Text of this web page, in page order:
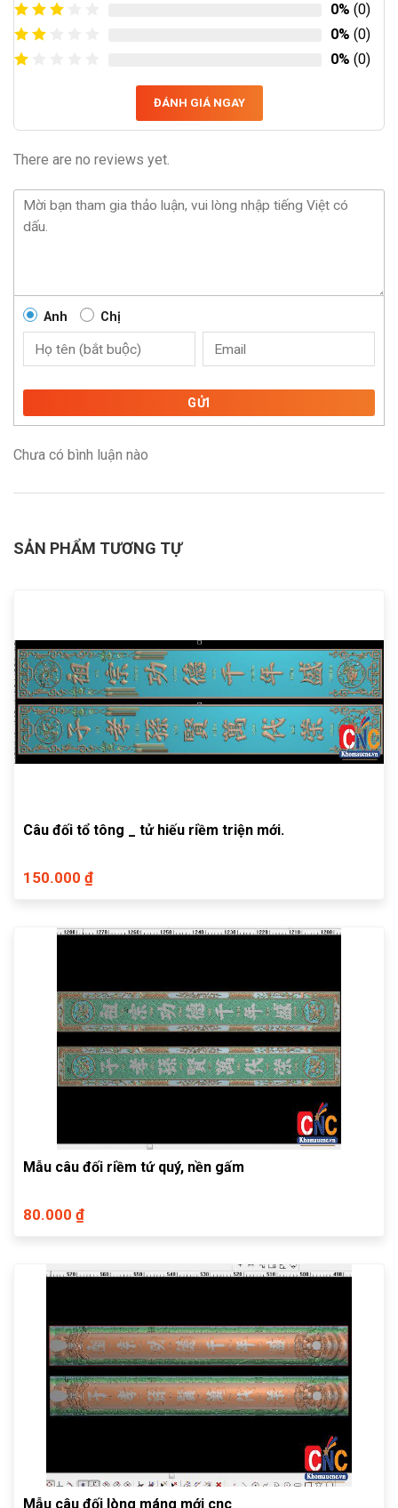
0% (0)
0% (0)
0% (0)
ĐÁNH GIÁ NGAY
There are no reviews yet.
Anh Chị
GỬI
Chưa có bình luận nào
SẢN PHẨM TƯƠNG TỰ
Câu đối tổ tông _ tử hiếu riềm triện mới.
150.000 ₫
Mẫu câu đối riềm tứ quý, nền gấm
80.000 ₫
Mẫu câu đối lòng máng mới cnc